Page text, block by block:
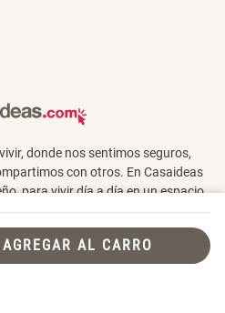
AGREGAR AL CARRO
donde nos sentimos seguros,
con otros. En Casaideas
para vivir día a día en un espacio